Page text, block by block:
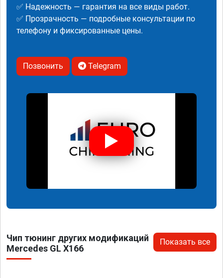
✅ Надежность — гарантия на все виды работ.
✅ Прозрачность — подробные консультации по
телефону и фиксированные цены.
Позвонить Telegram
Чип тюнинг других модификаций
Mercedes GL X166
Показать все